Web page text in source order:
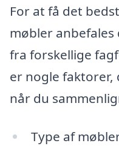
For at få det
møbler
fra forskellige
er nogle faktorer,
når du
Type af